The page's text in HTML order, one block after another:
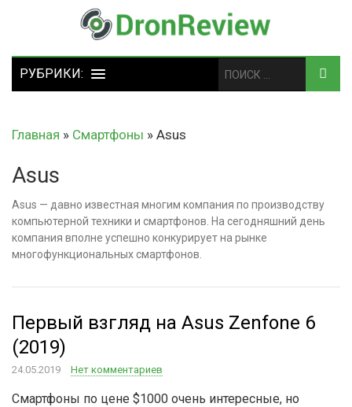
Главная » Смартфоны » Asus
Asus
Asus — давно известная многим компания по производству
компьютерной техники и смартфонов. На сегодняшний день
компания вполне успешно конкурирует на рынке
многофункциональных смартфонов.
Первый взгляд на Asus Zenfone 6
(2019)
24.05.2019 Нет комментариев
Смартфоны по цене $1000 очень интересные, но